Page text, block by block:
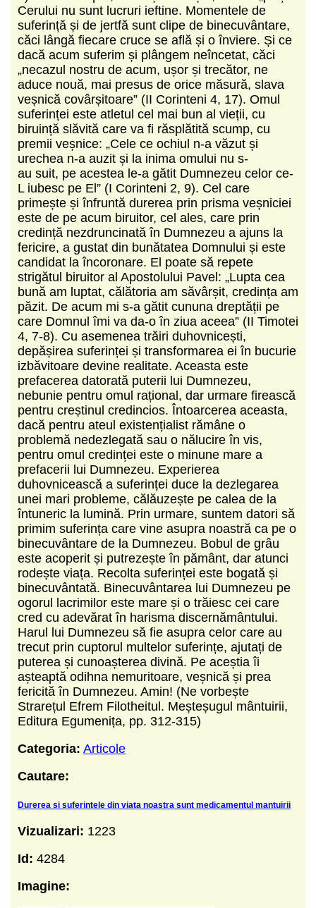
Cerului nu sunt lucruri ieftine. Momentele de
suferință și de jertfă sunt clipe de binecuvântare,
căci lângă fiecare cruce se află și o înviere. Și ce
dacă acum suferim și plângem neîncetat, căci
„necazul nostru de acum, ușor și trecător, ne
aduce nouă, mai presus de orice măsură, slava
veșnică covârșitoare” (II Corinteni 4, 17). Omul
suferinței este atletul cel mai bun al vieții, cu
biruință slăvită care va fi răsplătită scump, cu
premii veșnice: „Cele ce ochiul n-a văzut și
urechea n-a auzit și la inima omului nu s-
au suit, pe acestea le-a gătit Dumnezeu celor ce-
L iubesc pe El” (I Corinteni 2, 9). Cel care
primește și înfruntă durerea prin prisma veșniciei
este de pe acum biruitor, cel ales, care prin
credință nezdruncinată în Dumnezeu a ajuns la
fericire, a gustat din bunătatea Domnului și este
candidat la încoronare. El poate să repete
strigătul biruitor al Apostolului Pavel: „Lupta cea
bună am luptat, călătoria am săvârșit, credința am
păzit. De acum mi s-a gătit cununa dreptății pe
care Domnul îmi va da-o în ziua aceea” (II Timotei
4, 7-8). Cu asemenea trăiri duhovnicești,
depășirea suferinței și transformarea ei în bucurie
izbăvitoare devine realitate. Aceasta este
prefacerea datorată puterii lui Dumnezeu,
nebunie pentru omul rațional, dar urmare firească
pentru creștinul credincios. Întoarcerea aceasta,
dacă pentru ateul existențialist rămâne o
problemă nedezlegată sau o nălucire în vis,
pentru omul credinței este o minune mare a
prefacerii lui Dumnezeu. Experierea
duhovnicească a suferinței duce la dezlegarea
unei mari probleme, călăuzește pe calea de la
întuneric la lumină. Prin urmare, suntem datori să
primim suferința care vine asupra noastră ca pe o
binecuvântare de la Dumnezeu. Bobul de grâu
este acoperit și putrezește în pământ, dar atunci
rodește viața. Recolta suferinței este bogată și
binecuvântată. Binecuvântarea lui Dumnezeu pe
ogorul lacrimilor este mare și o trăiesc cei care
cred cu adevărat în harisma discernământului.
Harul lui Dumnezeu să fie asupra celor care au
trecut prin cuptorul multelor suferințe, ajutați de
puterea și cunoașterea divină. Pe aceștia îi
așteaptă odihna nemuritoare, veșnică și prea
fericită în Dumnezeu. Amin! (Ne vorbește
Strarețul Efrem Filotheitul. Meșteșugul mântuirii,
Editura Egumenița, pp. 312-315)
Categoria: Articole
Cautare:
Durerea si suferintele din viata noastra sunt medicamentul mantuirii
Vizualizari: 1223
Id: 4284
Imagine: